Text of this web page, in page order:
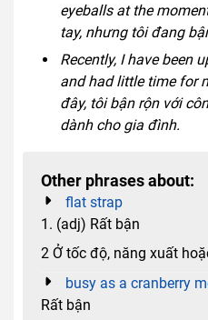
eyeballs at the
tay, nhưng tôi đang
Recently, I have been
and had little time for
đây, tôi bận rộn với
dành cho gia đình.
Other phrases about:
flat strap
1. (adj) Rất bận
2 Ở tốc độ, năng xuất
busy as a cranberry
Rất bận